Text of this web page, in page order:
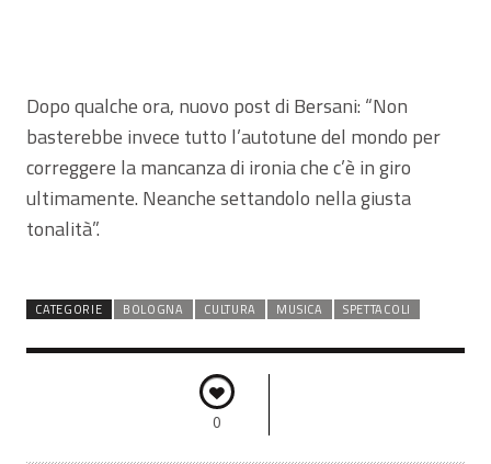
Dopo qualche ora, nuovo post di Bersani: “Non
basterebbe invece tutto l’autotune del mondo per
correggere la mancanza di ironia che c’è in giro
ultimamente. Neanche settandolo nella giusta
tonalità”.
CATEGORIE BOLOGNA CULTURA MUSICA SPETTACOLI
0